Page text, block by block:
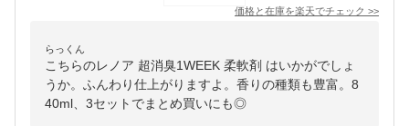
価格と在庫を楽天でチェック >>
らっくん
こちらのレノア 超消臭1WEEK 柔軟剤 はいかがでしょ
うか。ふんわり仕上がりますよ。香りの種類も豊富。8
40ml、3セットでまとめ買いにも◎